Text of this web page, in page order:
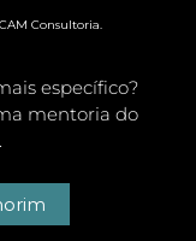
Consultoria.
específico?
mentoria do